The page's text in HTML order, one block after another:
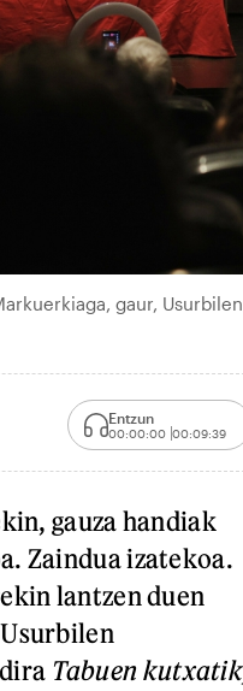
gaur,
Entzun
00:00:00 00:09:39
gauza handiak
Zaindua izatekoa.
lantzen duen
Tabuen